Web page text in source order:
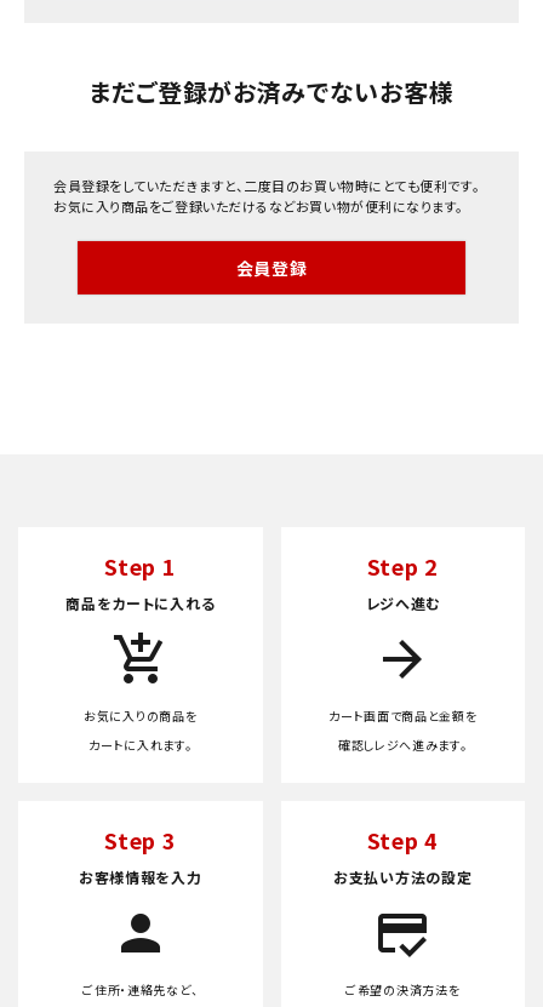
まだご登録がお済みでないお客様
会員登録をしていただきますと、二度目のお買い物時にとても便利です。
お気に入り商品をご登録いただけるなどお買い物が便利になります。
会員登録
Step 1
商品をカートに入れる
add_shopping_cart
お気に入りの商品を
カートに入れます。
Step 2
レジへ進む
arrow_forward
カート画面で商品と金額を
確認しレジへ進みます。
Step 3
お客様情報を入力
person
ご住所・連絡先など、
Step 4
お支払い方法の設定
credit_score
ご希望の決済方法を